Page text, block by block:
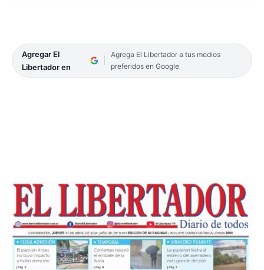
Agregar El
Libertador en
Agrega El Libertador a tus medios
preferidos en Google